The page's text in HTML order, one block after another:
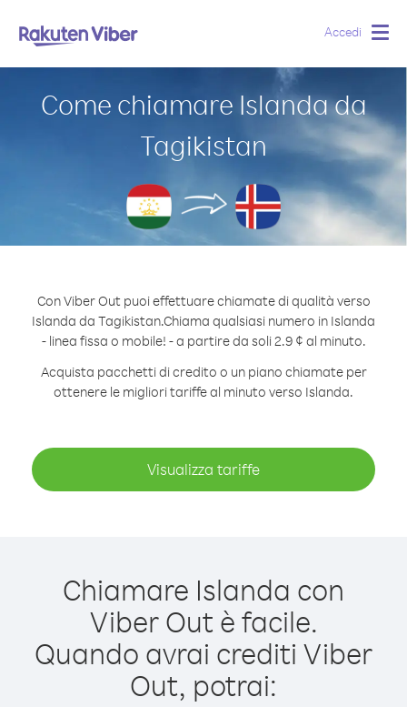
Accedi
Come chiamare Islanda da
Tagikistan
Con Viber Out puoi effettuare chiamate di qualità verso
Islanda da Tagikistan.Chiama qualsiasi numero in Islanda
- linea fissa o mobile! - a partire da soli 2.9 ¢ al minuto.
Acquista pacchetti di credito o un piano chiamate per
ottenere le migliori tariffe al minuto verso Islanda.
Visualizza tariffe
Chiamare Islanda con
Viber Out è facile.
Quando avrai crediti Viber
Out, potrai: